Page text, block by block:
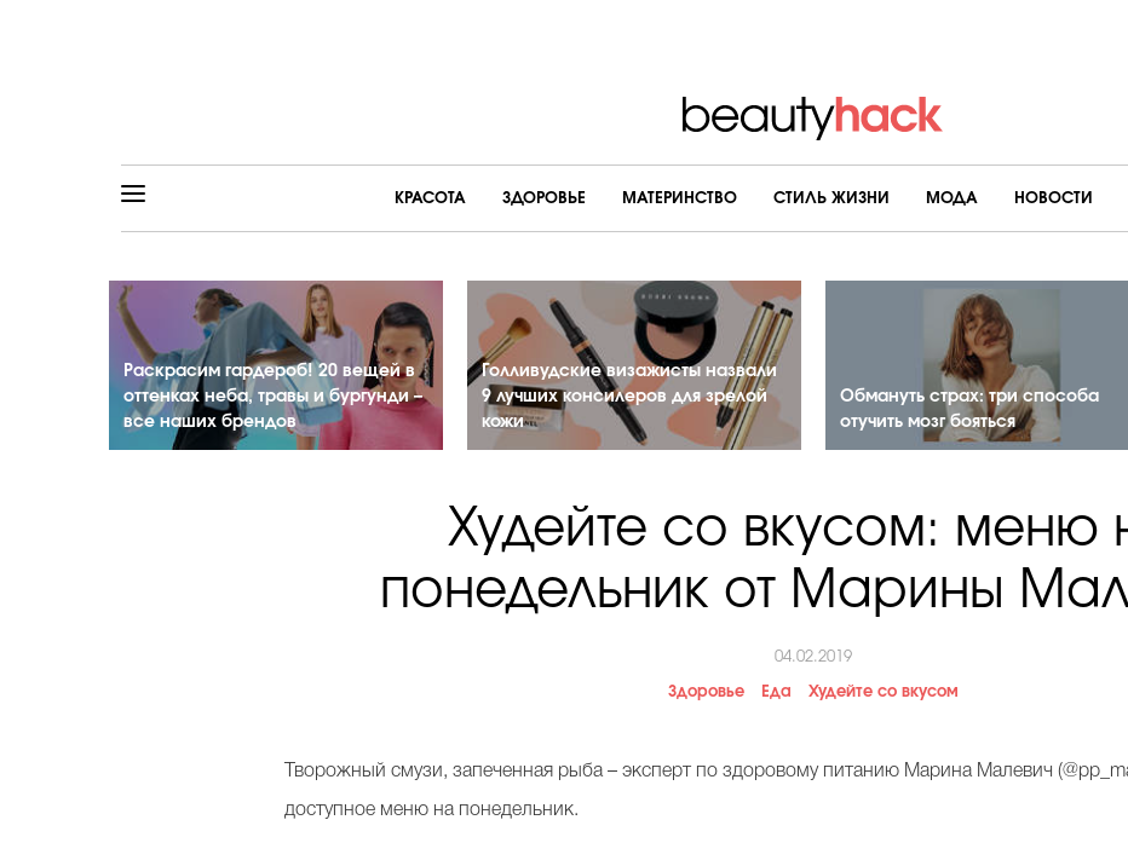
КРАСОТА ЗДОРОВЬЕ МАТЕРИНСТВО CТИЛЬ ЖИЗНИ МОДА НОВОСТИ
Раскрасим гардероб! 20 вещей в
оттенках неба, травы и бургунди –
все наших брендов
Голливудские визажисты назвали
9 лучших консилеров для зрелой
кожи
Обмануть страх: три способа
отучить мозг бояться
Худейте со вкусом: меню
понедельник от Марины
04.02.2019
Здоровье Еда Худейте со вкусом
ворожный смузи, запеченная рыба – эксперт по здоровому питанию Марина Малевич
доступное меню на понедельник.